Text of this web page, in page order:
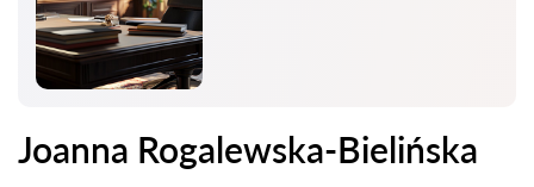
Joanna Rogalewska-Bielińska